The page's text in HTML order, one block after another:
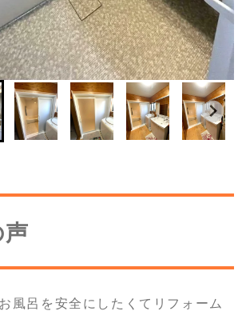
風呂を安全にしたくてリフォーム